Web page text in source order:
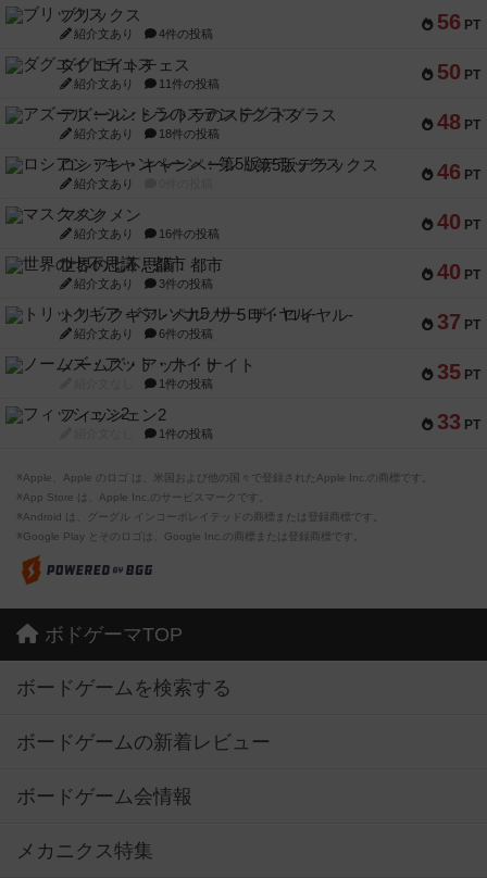
56 PT
ブリックス
紹介文あり 4件の投稿
50 PT
ダグエイトチェス
紹介文あり 11件の投稿
48 PT
アズール：シントラのステンドグラス
紹介文あり 18件の投稿
46 PT
ロシアン・キャンペーン：第5版デラックス
紹介文あり
40 PT
マスクメン
紹介文あり 16件の投稿
40 PT
世界の七不思議：都市
紹介文あり 3件の投稿
37 PT
トリックギア - ペルソナ5 ザ・ロイヤル-
紹介文あり 6件の投稿
35 PT
ノームズ・アット・ナイト
1件の投稿
33 PT
フィッシェン2
1件の投稿
※Apple、Apple のロゴ は、米国および他の国々で登録されたApple Inc.の商標です。
※App Store は、Apple Inc.のサービスマークです。
※Android は、グーグル インコーポレイテッドの商標または登録商標です。
※Google Play とそのロゴは、Google Inc.の商標または登録商標です。
ボドゲーマTOP
ボードゲームを検索する
ボードゲームの新着レビュー
ボードゲーム会情報
メカニクス特集